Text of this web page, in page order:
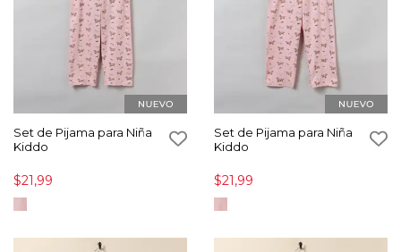
Set de Pijama para Niña
Kiddo
$21,99
Set de Pijama para Niña
Kiddo
$21,99